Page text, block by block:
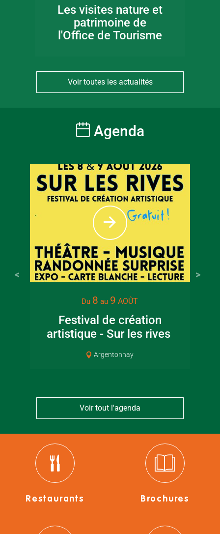
Les visites nature et
patrimoine de
l'Office de Tourisme
Voir toutes les actualités
Agenda
Du 8 au 9 AOÛT
Festival de création
artistique - Sur les rives
Argentonnay
Voir tout l'agenda
Restaurants Brochures